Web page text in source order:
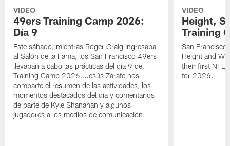
VIDEO
49ers Training Camp 2026:
Día 9
Este sábado, mientras Roger Craig ingresaba
al Salón de la Fama, los San Francisco 49ers
llevaban a cabo las prácticas del día 9 del
Training Camp 2026. Jesús Zárate nos
comparte el resumen de las actividades, los
momentos destacados del día y comentarios
de parte de Kyle Shanahan y algunos
jugadores a los medios de comunicación.
VIDEO
Height,
Training
San Francisco
Height and
their first NFL
for 2026.